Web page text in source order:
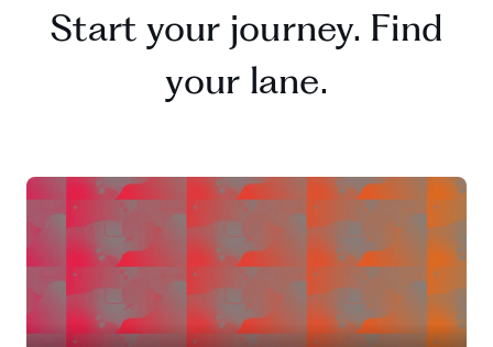
Start your journey. Find
your lane.